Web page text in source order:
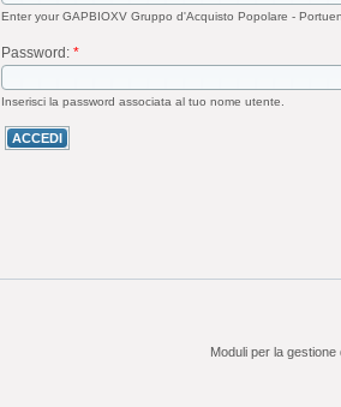
Enter your GAPBIOXV Gruppo d'Acquisto Popolare -
Password: *
Inserisci la password associata al tuo nome utente.
Moduli per la